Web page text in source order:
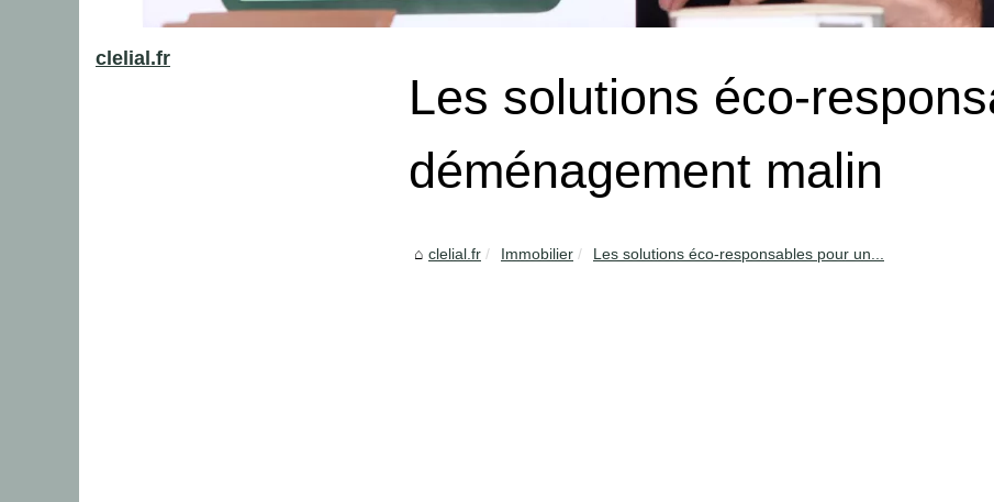
Les solutions éco-
déménagement malin
clelial.fr Immobilier Les solutions éco-responsables pour un...
clelial.fr